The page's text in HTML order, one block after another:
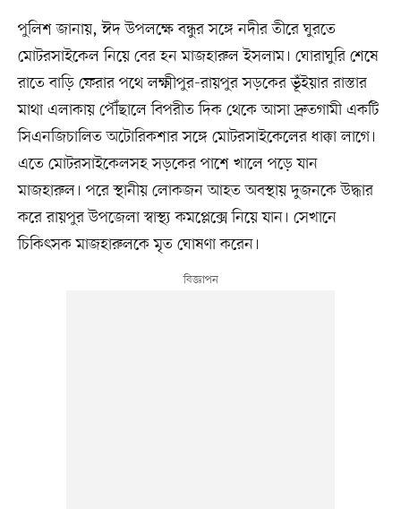
পুলিশ জানায়, ঈদ উপলক্ষে বন্ধুর সঙ্গে নদীর তীরে ঘুরতে
মোটরসাইকেল নিয়ে বের হন মাজহারুল ইসলাম। ঘোরাঘুরি শেষে
রাতে বাড়ি ফেরার পথে লক্ষ্মীপুর-রায়পুর সড়কের ভূঁইয়ার রাস্তার
মাথা এলাকায় পৌঁছালে বিপরীত দিক থেকে আসা দ্রুতগামী একটি
সিএনজিচালিত অটোরিকশার সঙ্গে মোটরসাইকেলের ধাক্কা লাগে।
এতে মোটরসাইকেলসহ সড়কের পাশে খালে পড়ে যান
মাজহারুল। পরে স্থানীয় লোকজন আহত অবস্থায় দুজনকে উদ্ধার
করে রায়পুর উপজেলা স্বাস্থ্য কমপ্লেক্সে নিয়ে যান। সেখানে
চিকিৎসক মাজহারুলকে মৃত ঘোষণা করেন।